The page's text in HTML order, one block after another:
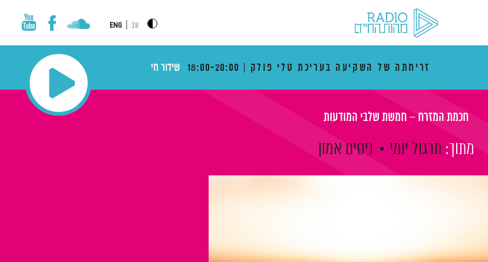
עב ENG
זריחתה של השקיעה בעריכת טלי פולק 18:00-20:00 שידור חי
חכמת המזרח – חמשת שלבי המודעות
מתוך: תרגול יומי ניסים אמון